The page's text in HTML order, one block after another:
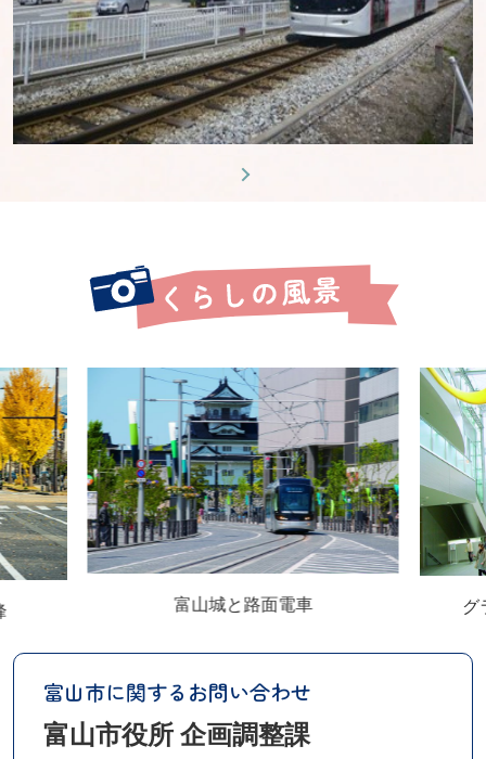
富山城と路面電車 グ
富山市に関するお問い合わせ
富山市役所 企画調整課